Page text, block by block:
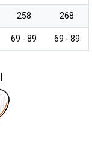
258 268
69 - 89 69 - 89